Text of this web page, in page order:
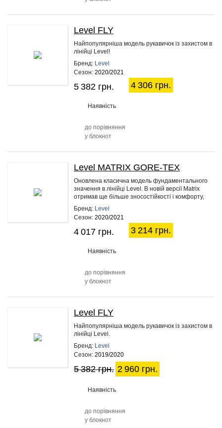
Level FLY
Найпопулярніша модель рукавичок із захистом в
лінійці Level!
Бренд: Level
Сезон: 2020/2021
5 382 грн. 4 306 грн.
Наявність
до порівняння
у блокнот
Level MATRIX GORE-TEX
Оновлена ​​класична модель фундаментального
значення в лінійці Level. В новій версії Matrix
отримав ще більше зносостійкості і комфорту,
зберігши високий…
Бренд: Level
Сезон: 2020/2021
4 017 грн. 3 214 грн.
Наявність
до порівняння
у блокнот
Level FLY
Найпопулярніша модель рукавичок із захистом в
лінійці Level.
Бренд: Level
Сезон: 2019/2020
5 382 грн. 2 960 грн.
Наявність
до порівняння
у блокнот